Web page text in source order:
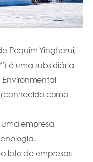
Pequim Yingherui,
é uma subsidiária
como
uma empresa
lote de empresas